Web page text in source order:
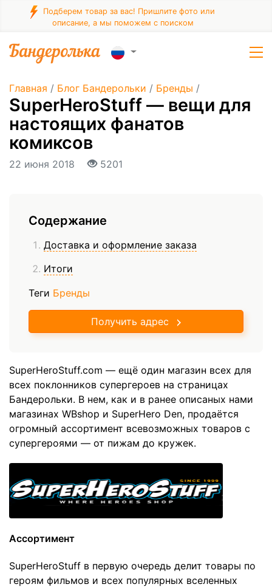
Подберем товар за вас! Пришлите фото или
описание, а мы поможем с поиском
Главная / Блог Бандерольки / Бренды /
SuperHeroStuff — вещи для
настоящих фанатов
комиксов
22 июня 2018 5201
Содержание
Доставка и оформление заказа
Итоги
Теги Бренды
Получить адрес
SuperHeroStuff.com — ещё один магазин всех для
всех поклонников супергероев на страницах
Бандерольки. В нем, как и в ранее описаных нами
магазинах WBshop и SuperHero Den, продаётся
огромный ассортимент всевозможных товаров с
супергероями — от пижам до кружек.
Ассортимент
SuperHeroStuff в первую очередь делит товары по
героям фильмов и всех популярных вселенных